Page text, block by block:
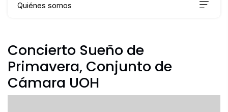
Quiénes somos
Agenda Cultural
Concierto Sueño de
Primavera, Conjunto de
Cámara UOH